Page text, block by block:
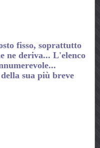
fisso, soprattutto
ne deriva... L'elenco
sua più breve